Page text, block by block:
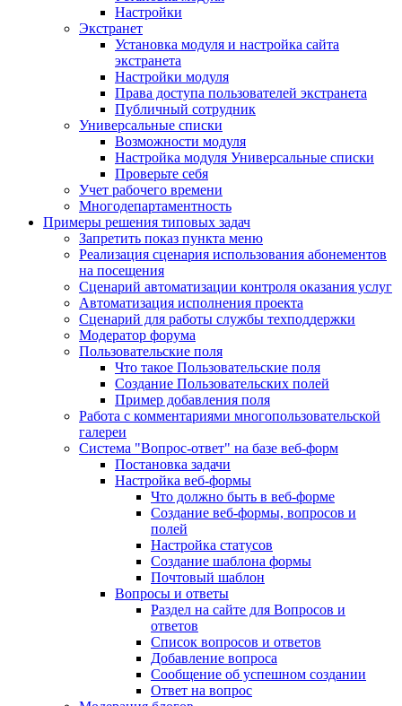
Настройки
Экстранет
Установка модуля и настройка сайта
экстранета
Настройки модуля
Права доступа пользователей экстранета
Публичный сотрудник
Универсальные списки
Возможности модуля
Настройка модуля Универсальные списки
Проверьте себя
Учет рабочего времени
Многодепартаментность
Примеры решения типовых задач
Запретить показ пункта меню
Реализация сценария использования абонементов
на посещения
Сценарий автоматизации контроля оказания услуг
Автоматизация исполнения проекта
Сценарий для работы службы техподдержки
Модератор форума
Пользовательские поля
Что такое Пользовательские поля
Создание Пользовательских полей
Пример добавления поля
Работа с комментариями многопользовательской
галереи
Система "Вопрос-ответ" на базе веб-форм
Постановка задачи
Настройка веб-формы
Что должно быть в веб-форме
Создание веб-формы, вопросов и
полей
Настройка статусов
Создание шаблона формы
Почтовый шаблон
Вопросы и ответы
Раздел на сайте для Вопросов и
ответов
Список вопросов и ответов
Добавление вопроса
Сообщение об успешном создании
Ответ на вопрос